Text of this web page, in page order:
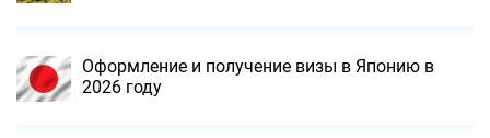
Оформление и получение визы в Японию в
2026 году